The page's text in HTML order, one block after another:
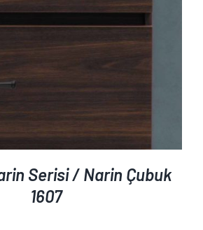
Serisi / Narin Çubuk
1607